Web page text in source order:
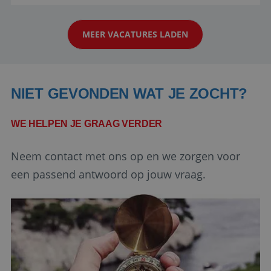
klanten te overtuigen om die droomreis te
boeken! ...
MEER VACATURES LADEN
NIET GEVONDEN WAT JE ZOCHT?
WE HELPEN JE GRAAG VERDER
Neem contact met ons op en we zorgen voor
een passend antwoord op jouw vraag.
Naam
Aanbieder/
Domein
PHPSESSID
PHP.net
Google Privacy Policy